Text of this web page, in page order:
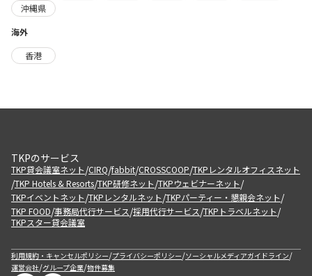
沖縄県
海外
香港
TKPのサービス
TKP貸会議室ネット/CIRQ/fabbit/CROSSCOOP/TKPレンタルオフィスネット
/TKP Hotels & Resorts/TKP研修ネット/TKPウェビナーネット/
TKPイベントネット/TKPレンタルネット/TKPパーティー・懇親会ネット/
TKP FOOD/事務局代行サービス/採用代行サービス/TKPトラベルネット/
TKPスター貸会議室
利用規約・キャンセルポリシー/プライバシーポリシー/ソーシャルメディアガイドライン/
運営会社/グループ企業/物件募集